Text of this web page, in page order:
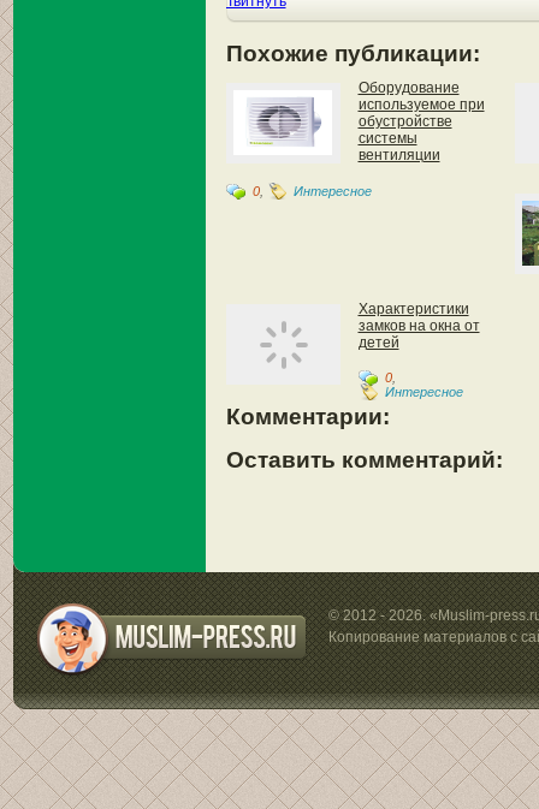
Похожие публикации:
Оборудование
используемое при
обустройстве
системы
вентиляции
0, Интересное
Характеристики
замков на окна от
детей
0,
Интересное
Комментарии:
Оставить комментарий:
© 2012 - 2026. «Muslim-
Копирование материалов с